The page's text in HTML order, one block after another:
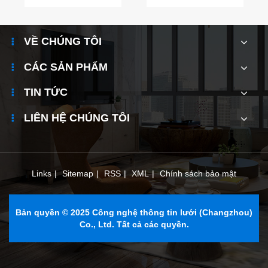
VỀ CHÚNG TÔI
CÁC SẢN PHẨM
TIN TỨC
LIÊN HỆ CHÚNG TÔI
Links | Sitemap | RSS | XML | Chính sách bảo mật
Bản quyền © 2025 Công nghệ thông tin lưới (Changzhou)
Co., Ltd. Tất cả các quyền.